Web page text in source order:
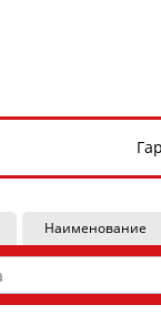
Наименование